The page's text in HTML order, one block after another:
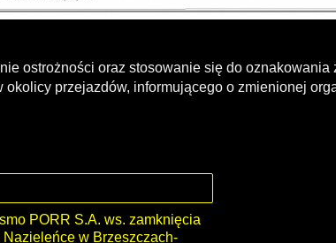
ostrożności oraz stosowanie się do oznakowania
okolicy przejazdów, informującego o zmienionej
PORR S.A. ws. zamknięcia
Nazieleńce w Brzeszczach-